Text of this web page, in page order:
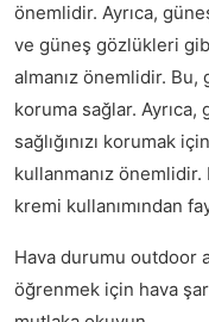
önemlidir. Ayrıca,
ve güneş gözlükleri
almanız önemlidir. Bu,
koruma sağlar.
sağlığınızı korumak
kullanmanız önemlidir.
kremi kullanımından
Hava durumu outdoor
öğrenmek için hava